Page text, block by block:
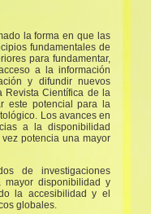
la forma en que las
fundamentales de
para fundamentar,
a la información
y difundir nuevos
Revista Científica de la
este potencial para la
Los avances en
a la disponibilidad
potencia una mayor
de investigaciones
disponibilidad y
la accesibilidad y el
globales.